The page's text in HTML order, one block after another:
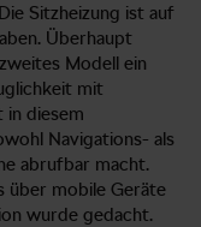
Sitzheizung ist auf
Überhaupt
Modell ein
mit
in diesem
Navigations- als
abrufbar macht.
über mobile Geräte
wurde gedacht.